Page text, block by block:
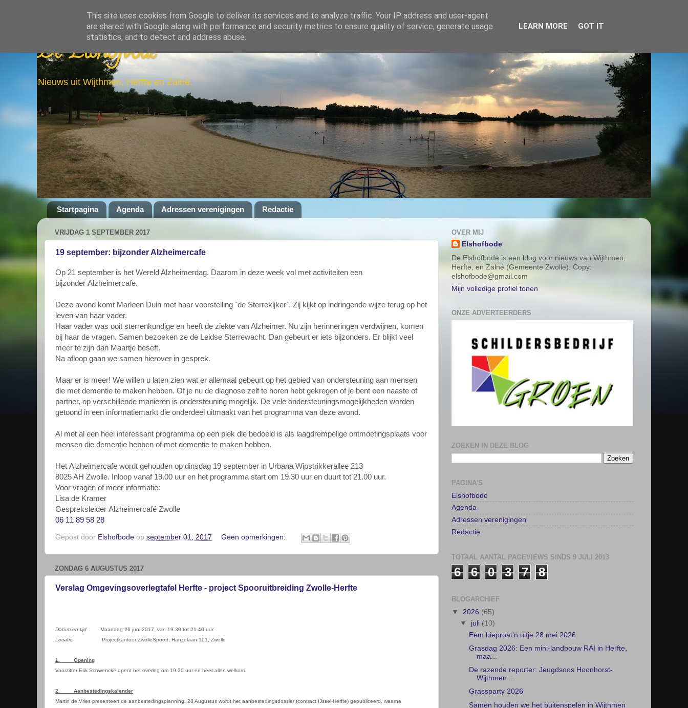
De Elshofbode
Nieuws uit Wijthmen, Herfte en Zalné.
Startpagina Agenda Adressen verenigingen Redactie
VRIJDAG 1 SEPTEMBER 2017
19 september: bijzonder Alzheimercafe
Op 21 september is het Wereld Alzheimerdag. Daarom in deze week vol met activiteiten een
bijzonder Alzheimercafė.
Deze avond komt Marleen Duin met haar voorstelling `de Sterrekijker`. Zij kijkt op indringende wijze terug op het
leven van haar vader.
Haar vader was ooit sterrenkundige en heeft de ziekte van Alzheimer. Nu zijn herinneringen verdwijnen, komen
bij haar de vragen. Samen bezoeken ze de Leidse Sterrewacht. Dan gebeurt er iets bijzonders. Er blijkt veel
meer te zijn dan Maartje beseft.
Na afloop gaan we samen hierover in gesprek.
Maar er is meer! We willen u laten zien wat er allemaal gebeurt op het gebied van ondersteuning aan mensen
die met dementie te maken hebben. Of je nu de diagnose zelf te horen hebt gekregen of je bent een naaste of
partner, op verschillende manieren is ondersteuning mogelijk. De vele ondersteuningsmogelijkheden worden
getoond in een informatiemarkt die onderdeel uitmaakt van het programma van deze avond.
Al met al een heel interessant programma op een plek die bedoeld is als laagdrempelige ontmoetingsplaats voor
mensen die dementie hebben ofmet dementie te maken hebben.
Het Alzheimercafe wordt gehouden op dinsdag 19 september in Urbana Wipstrikkerallee 213
8025 AH Zwolle. Inloop vanaf 19.00 uur en het programma start om 19.30 uur en duurt tot 21.00 uur.
Voor vragen ofmeer informatie:
Lisa de Kramer
Gespreksleider Alzheimercafé Zwolle
06 11 89 58 28
Gepost door Elshofbode op september 01, 2017 Geen opmerkingen:
ZONDAG 6 AUGUSTUS 2017
Verslag Omgevingsoverlegtafel Herfte - project Spooruitbreiding Zwolle-Herfte
Datum en tijd
Maandag 26 juni 2017, van 19.30 tot 21.40 uur
Locatie
Projectkantoor ZwolleSpoort, Hanzelaan 101, Zwolle
1.
Opening
Voorzitter Erik Schwencke opent het overleg om 19.30 uur en heet allen welkom.
2.
Aanbestedingskalender
Martin de Vries presenteert de aanbestedingsplanning. 28 Augustus wordt het aanbestedingsdossier (contract IJssel-Herfte) gepubliceerd, waarna
OVER MIJ
Elshofbode
De Elshofbode is een blog voor nieuws van Wijthmen,
Herfte, en Zalné (Gemeente Zwolle). Copy:
elshofbode@gmail.com
Mijn volledige profiel tonen
ONZE ADVERTEERDERS
ZOEKEN IN DEZE BLOG
Elshofbode
Redactie
TOTAAL AANTAL PAGEVIEWS SINDS 9 JULI 2013
6 6 0 3 7 8
▼2026 (65)
▼juli
(10)
Grasdag 2026: Een mini-landbouw RAI in Herfte,
maa...
De razende reporter: Jeugdsoos Hoonhorst-
Samen houden we het buitenspelen in Wijthmen
Vernieuwbouw Kulturhus: eerste interieurplan
This site uses cookies from Google to deliver its services and to analyze traffic. Your IP address and user-agent
are shared with Google along with performance and security metrics to ensure quality of service, generate usage
statistics, and to detect and address abuse.
LEARN MORE GOT IT